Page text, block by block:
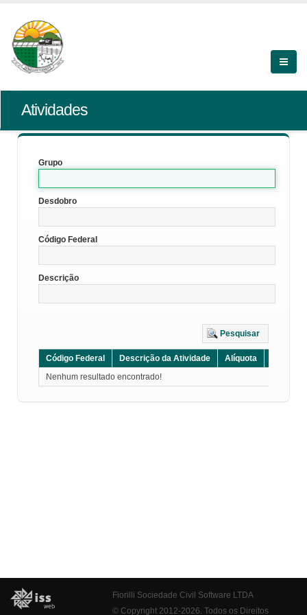
Atividades
Grupo
Desdobro
Código Federal
Descrição
Pesquisar
Código Federal Descrição da Atividade Alíquota
Nenhum resultado encontrado!
Fiorilli Sociedade Civil Software LTDA
© Copyright 2012-2026. Todos os Direitos